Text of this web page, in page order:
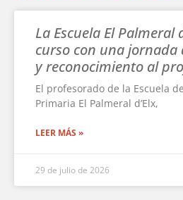
La Escuela El Palmeral
curso con una jornada
y reconocimiento al
El profesorado de la Escuela
Primaria El Palmeral d’Elx,
LEER MÁS »
29 de julio de 2026